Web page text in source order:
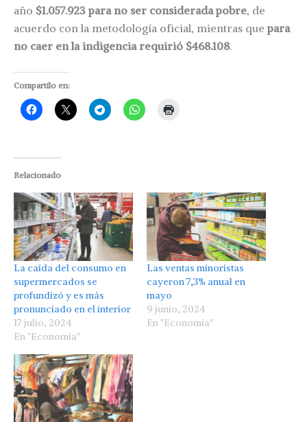
año $1.057.923 para no ser considerada pobre, de
acuerdo con la metodología oficial, mientras quepara
no caer en la indigencia requirió $468.108.
Compartilo en:
Relacionado
La caída del consumo en
supermercados se
profundizó y es más
pronunciado en el interior
17 julio, 2024
En "Economía"
Las ventas minoristas
cayeron 7,3% anual en
mayo
9 junio, 2024
En "Economía"